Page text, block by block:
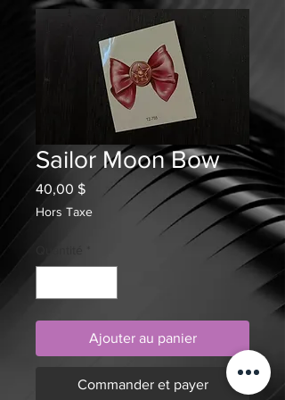
Sailor Moon Bow
40,00 $Prix
Hors Taxe
Ajouter au panier
Commander et payer